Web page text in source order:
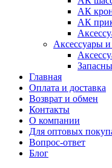
АК
АК
Аксессуары
Главная
Оплата и доставка
Возврат и обмен
Контакты
О компании
Для оптовых
Вопрос-ответ
Блог